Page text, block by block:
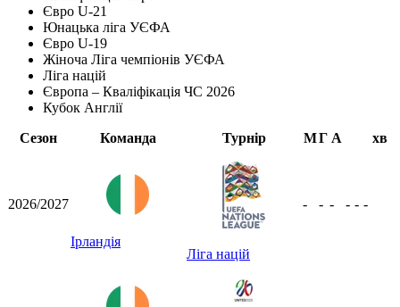
Євро U-21
Юнацька ліга УЄФА
Євро U-19
Жіноча Ліга чемпіонів УЄФА
Ліга націй
Європа – Кваліфікація ЧС 2026
Кубок Англії
Сезон
Команда Турнір МГ А хв
2026/2027
Ірландія
Ліга націй
- - - - - -